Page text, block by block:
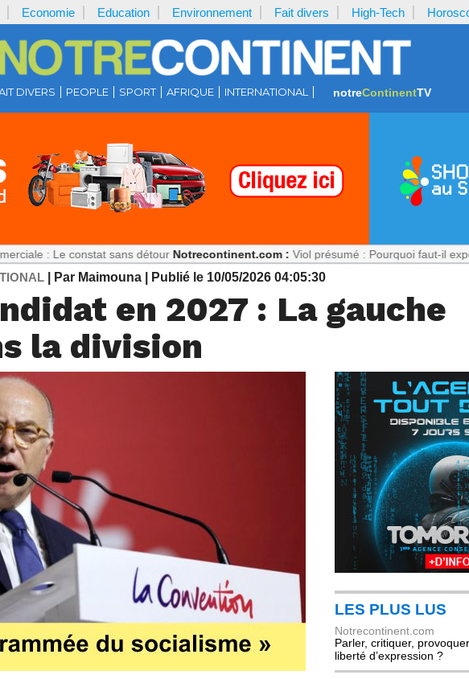
Economie Education Environnement Fait divers High-Tech
DIVERS PEOPLE SPORT AFRIQUE INTERNATIONAL notreContinentTV
Le constat sans détour Notrecontinent.com : Viol présumé : Pourquoi faut-il exposer
| Par Maimouna | Publié le 10/05/2026 04:05:30
en 2027 : La gauche
la division
LES PLUS LUS
Notrecontinent.com
Parler, critiquer,
liberté d’expression ?